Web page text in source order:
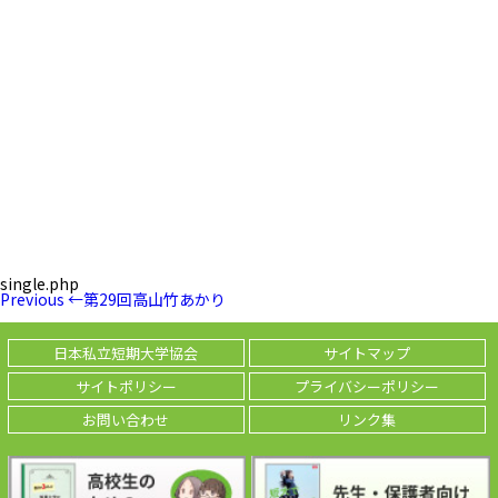
single.php
投
ナ
ビ
ゲ
ー
ョ
Previous
Previous ←第29回高山竹あかり
日本私立短期大学協会
サイトマップ
サイトポリシー
プライバシーポリシー
お問い合わせ
リンク集